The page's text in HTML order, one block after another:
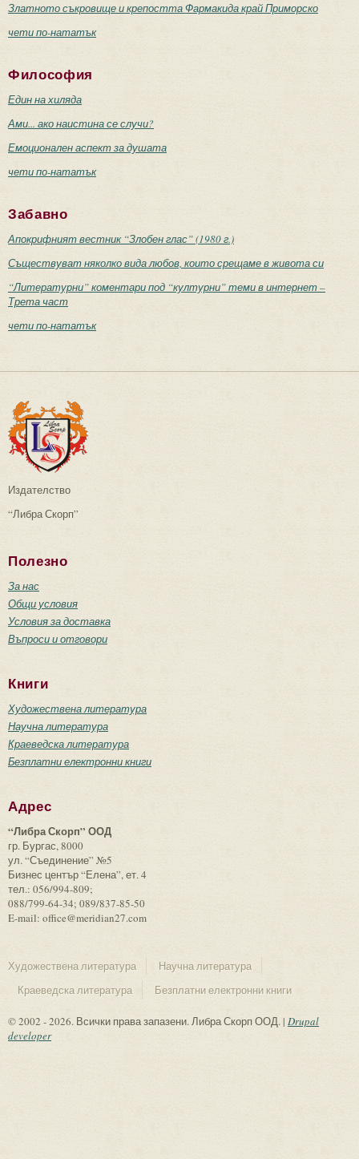
Златното съкровище и крепостта Фармакида край Приморско
чети по-нататък
Философия
Един на хиляда
Ами... ако наистина се случи?
Емоционален аспект за душата
чети по-нататък
Забавно
Апокрифният вестник “Злобен глас” (1980 г.)
Съществуват няколко вида любов, които срещаме в живота си
“Литературни” коментари под “културни” теми в интернет –
Трета част
чети по-нататък
Издателство
“Либра Скорп”
Полезно
За нас
Общи условия
Условия за доставка
Въпроси и отговори
Книги
Художествена литература
Научна литература
Краеведска литература
Безплатни електронни книги
Адрес
“Либра Скорп” ООД
гр. Бургас, 8000
ул. “Съединение” №5
Бизнес център “Елена”, ет. 4
тел.: 056/994-809;
088/799-64-34; 089/837-85-50
E-mail: office@meridian27.com
Художествена литература
Научна литература
Краеведска литература
Безплатни електронни книги
© 2002 - 2026. Всички права запазени. Либра Скорп ООД. | Drupal
developer